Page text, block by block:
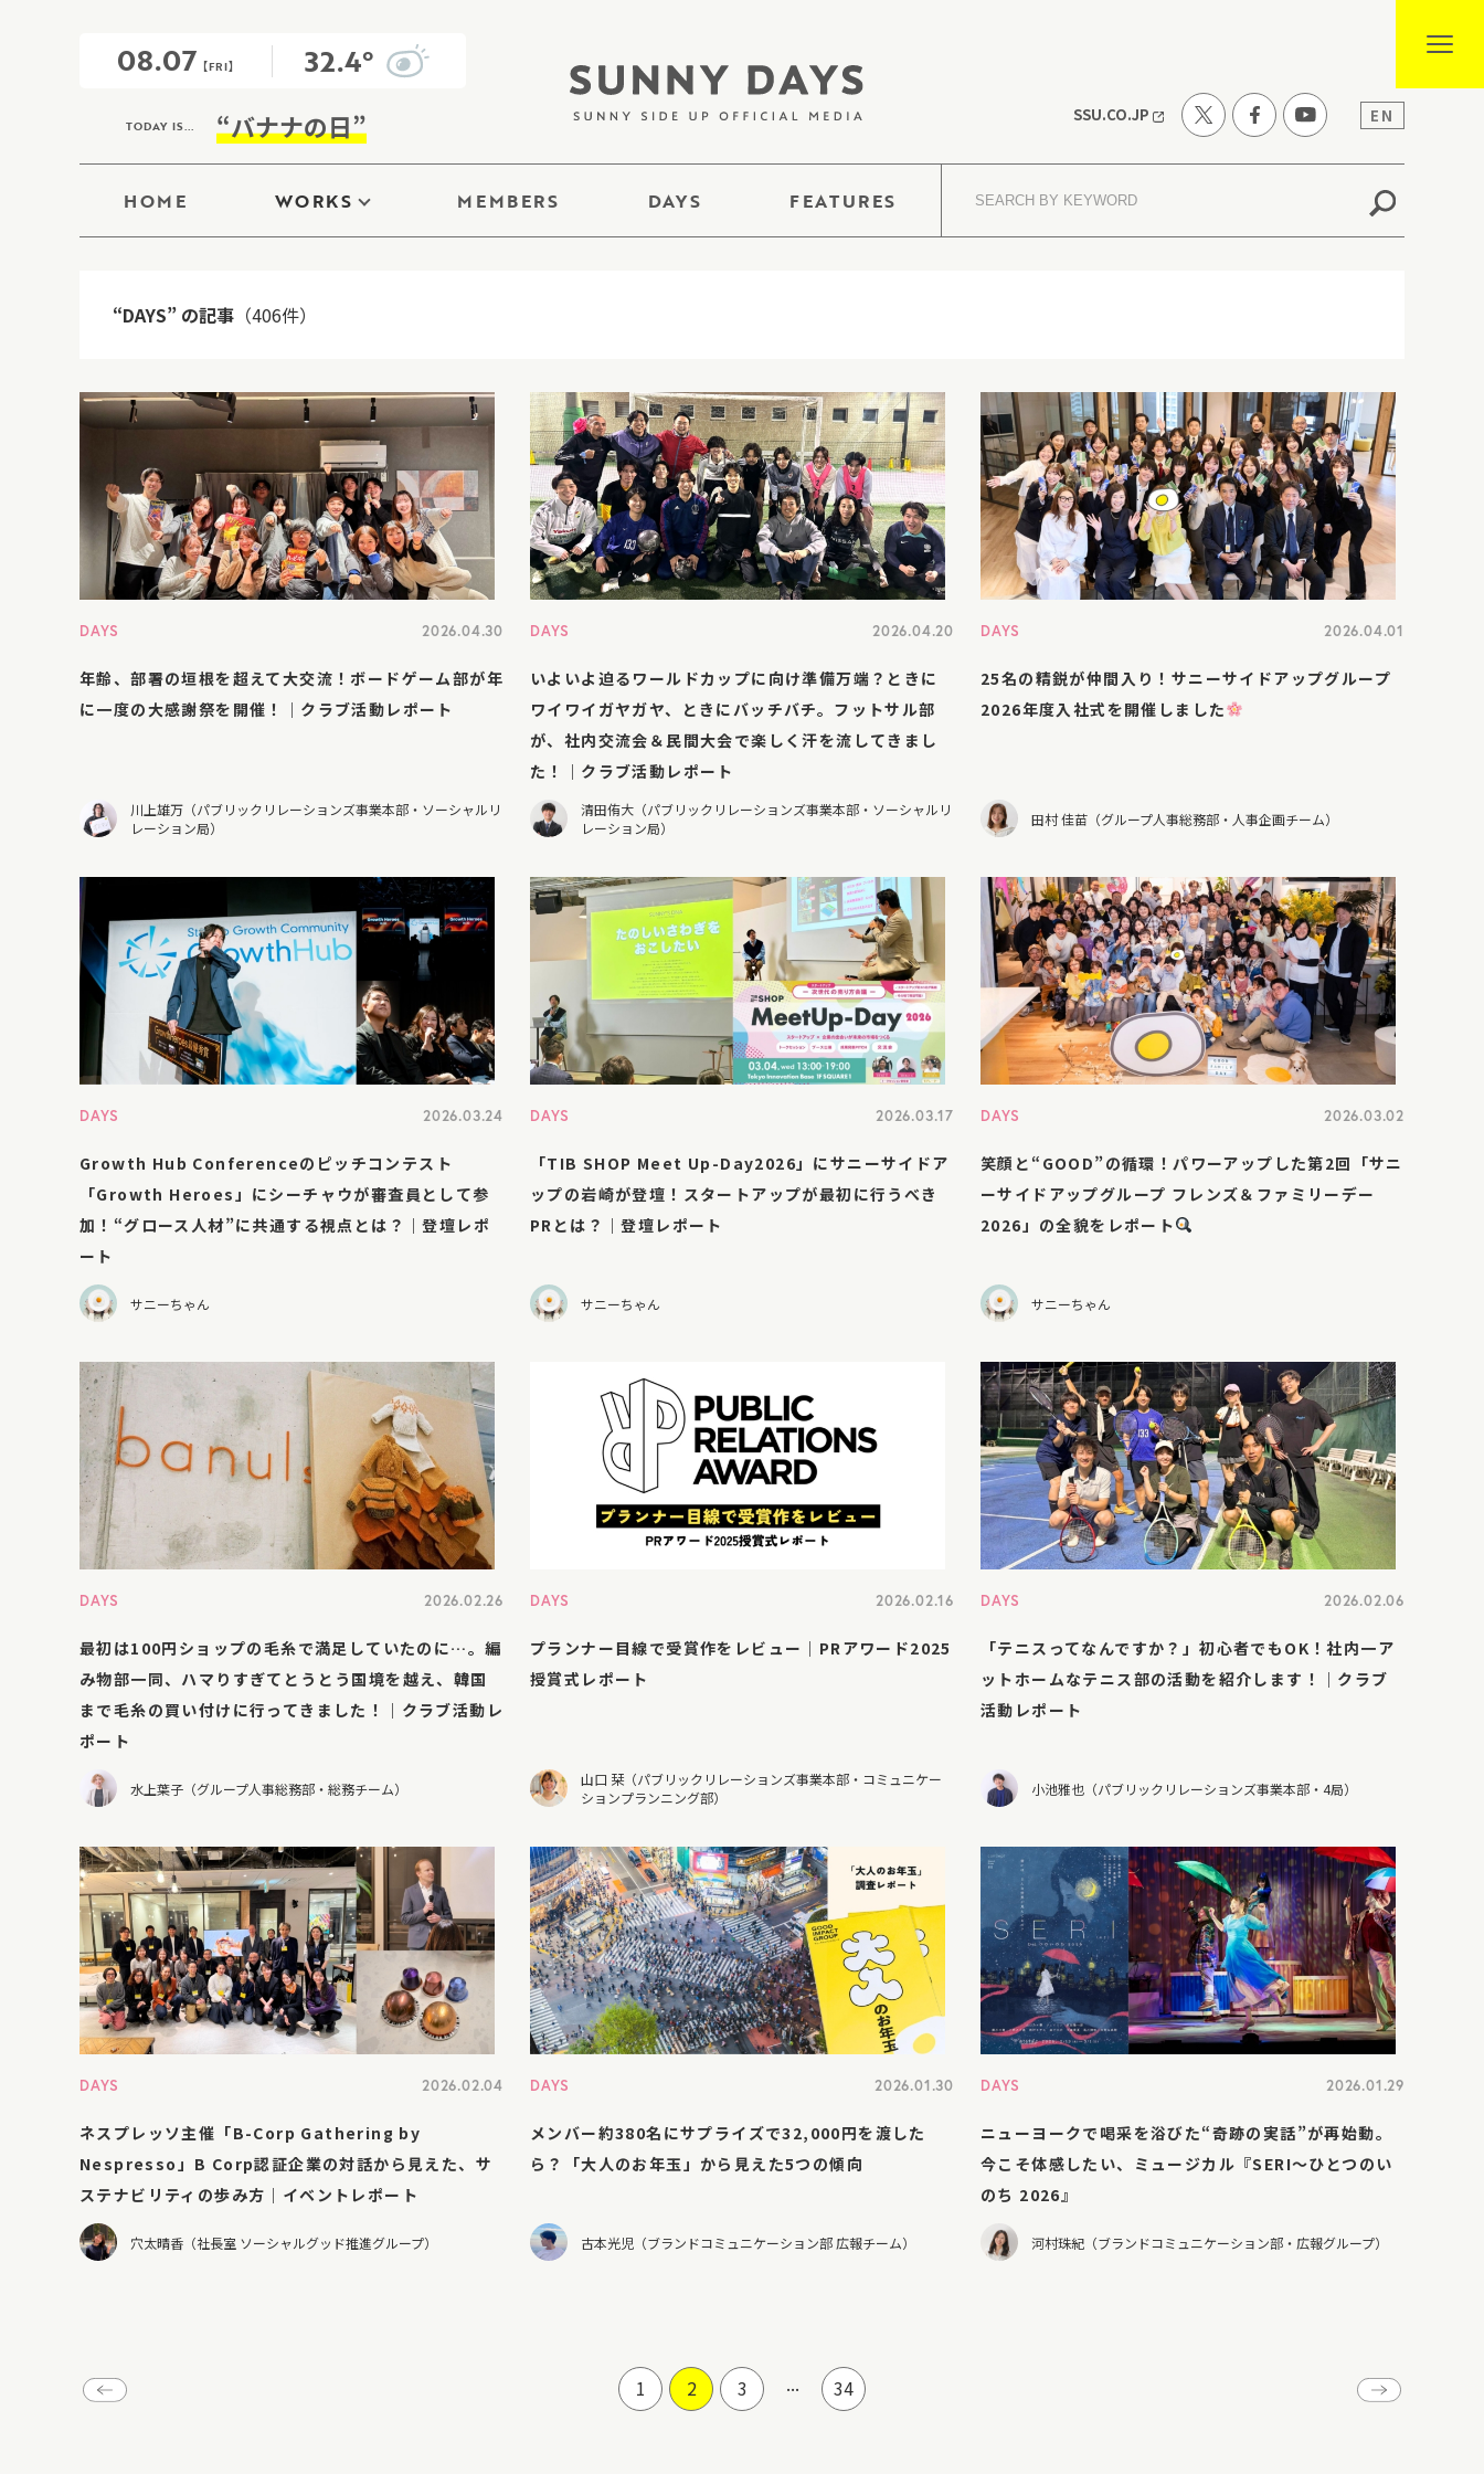
08.07 【FRI】 32.4°
TODAY IS... “バナナの日” SSU.CO.JP EN
HOME WORKS MEMBERS DAYS FEATURES
“DAYS” の記事 （406件）
DAYS 2026.04.30
年齢、部署の垣根を超えて大交流！ボードゲーム部が年
に一度の大感謝祭を開催！｜クラブ活動レポート
川上雄万（パブリックリレーションズ事業本部・ソーシャルリ
レーション局）
DAYS 2026.04.20
いよいよ迫るワールドカップに向け準備万端？ときに
ワイワイガヤガヤ、ときにバッチバチ。フットサル部
が、社内交流会＆民間大会で楽しく汗を流してきまし
た！｜クラブ活動レポート
清田侑大（パブリックリレーションズ事業本部・ソーシャルリ
レーション局）
DAYS 2026.04.01
25名の精鋭が仲間入り！サニーサイドアップグループ
2026年度入社式を開催しました
田村 佳苗（グループ人事総務部・人事企画チーム）
DAYS 2026.03.24
Growth Hub Conferenceのピッチコンテスト
「Growth Heroes」にシーチャウが審査員として参
加！“グロース人材”に共通する視点とは？｜登壇レポ
ート
サニーちゃん
DAYS 2026.03.17
「TIB SHOP Meet Up-Day2026」にサニーサイドア
ップの岩崎が登壇！スタートアップが最初に行うべき
PRとは？｜登壇レポート
サニーちゃん
DAYS 2026.03.02
笑顔と“GOOD”の循環！パワーアップした第2回「サニ
ーサイドアップグループ フレンズ＆ファミリーデー
2026」の全貌をレポート
サニーちゃん
DAYS 2026.02.26
最初は100円ショップの毛糸で満足していたのに…。編
み物部一同、ハマりすぎてとうとう国境を越え、韓国
まで毛糸の買い付けに行ってきました！｜クラブ活動レ
ポート
水上葉子（グループ人事総務部・総務チーム）
DAYS 2026.02.16
プランナー目線で受賞作をレビュー｜PRアワード2025
授賞式レポート
山口 栞（パブリックリレーションズ事業本部・コミュニケー
ションプランニング部）
DAYS 2026.02.06
「テニスってなんですか？」初心者でもOK！社内一ア
ットホームなテニス部の活動を紹介します！｜クラブ
活動レポート
小池雅也（パブリックリレーションズ事業本部・4局）
DAYS 2026.02.04
ネスプレッソ主催「B-Corp Gathering by
Nespresso」B Corp認証企業の対話から見えた、サ
ステナビリティの歩み方｜イベントレポート
穴太晴香（社長室 ソーシャルグッド推進グループ）
DAYS 2026.01.30
メンバー約380名にサプライズで32,000円を渡した
ら？「大人のお年玉」から見えた5つの傾向
古本光児（ブランドコミュニケーション部 広報チーム）
DAYS 2026.01.29
ニューヨークで喝采を浴びた“奇跡の実話”が再始動。
今こそ体感したい、ミュージカル『SERI～ひとつのい
のち 2026』
河村珠紀（ブランドコミュニケーション部・広報グループ）
1 2 3 ... 34